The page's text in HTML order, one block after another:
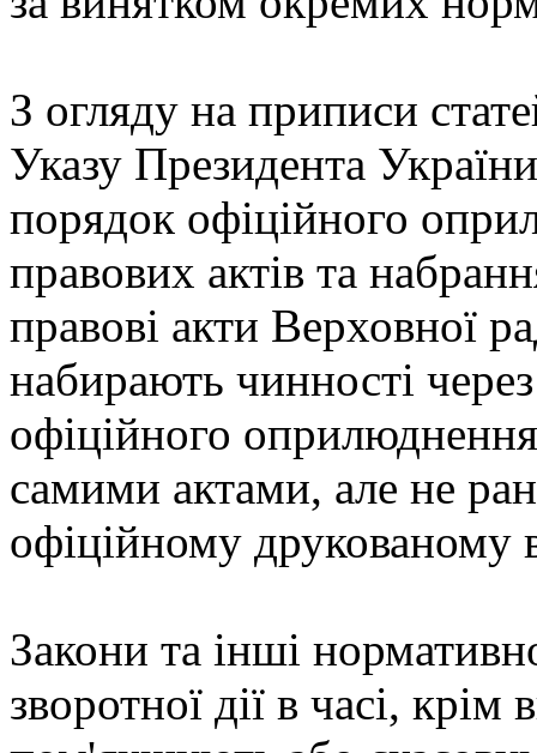
З огляду на приписи
Указу Президента
порядок офіційного
правових актів та
правові акти Верховної
набирають чинності
офіційного
самими актами, але не
офіційному друкованому
Закони та інші
зворотної дії в часі,